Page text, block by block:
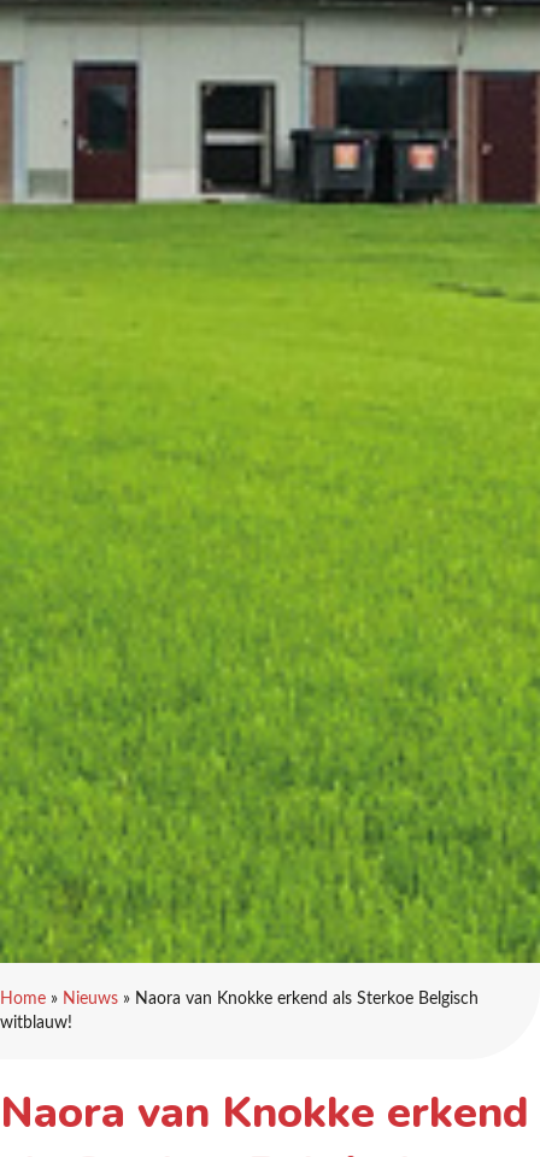
Home » Nieuws » Naora van Knokke erkend als Sterkoe Belgisch
witblauw!
Naora van Knokke erkend